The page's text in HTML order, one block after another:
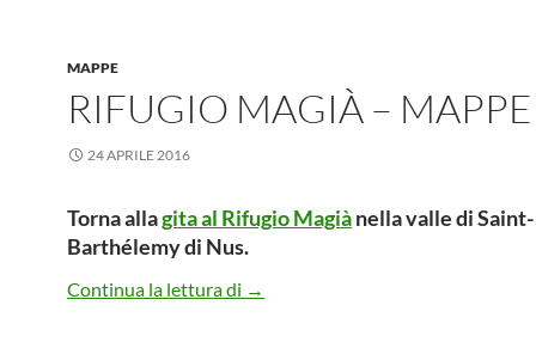
MAPPE
RIFUGIO MAGIÀ – MAPPE
24 APRILE 2016
Torna allagita al Rifugio Magiànella valle di Saint-
Barthélemy di Nus.
Continua la lettura di Rifugio Magià – Mappe
→